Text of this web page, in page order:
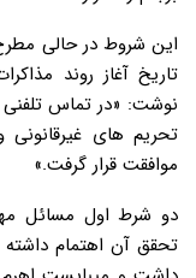
این شروط در حالی
تاریخ آغاز روند
نوشت: «در تماس تلفنی
موافقت قرار گرفت.»
دو شرط اول مسائل
تحقق آن اهتمام